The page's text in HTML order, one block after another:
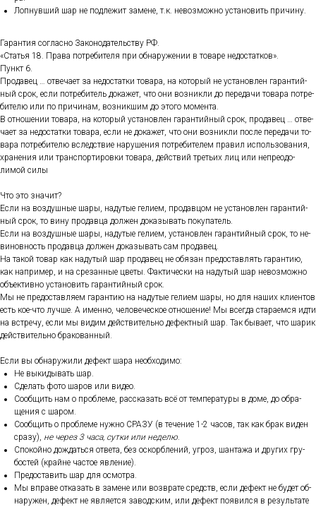
Лоп­нувший шар не под­ле­жит за­мене, т.к. не­воз­можно ус­та­новить при­чину.
Га­ран­тия сог­ласно За­коно­датель­ству РФ.
«Статья 18. Пра­ва пот­ре­бите­ля при об­на­руже­нии в то­варе не­дос­татков».
Пункт 6.
Про­давец … от­ве­ча­ет за не­дос­татки то­вара, на ко­торый не ус­та­нов­лен га­ран­тий­
ный срок, ес­ли пот­ре­битель до­кажет, что они воз­никли до пе­реда­чи то­вара пот­ре­
бите­лю или по при­чинам, воз­никшим до это­го мо­мен­та.
В от­но­шении то­вара, на ко­торый ус­та­нов­лен га­ран­тий­ный срок, про­давец … от­ве­
ча­ет за не­дос­татки то­вара, ес­ли не до­кажет, что они воз­никли пос­ле пе­реда­чи то­
вара пот­ре­бите­лю вследс­твие на­руше­ния пот­ре­бите­лем пра­вил ис­поль­зо­вания,
хра­нения или тран­спор­ти­ров­ки то­вара, дей­ствий треть­их лиц или неп­ре­одо­
лимой си­лы
Что это зна­чит?
Ес­ли на воз­душные ша­ры, на­дутые ге­ли­ем, про­дав­цом не ус­та­нов­лен га­ран­тий­
ный срок, то ви­ну про­дав­ца дол­жен до­казы­вать по­купа­тель.
Ес­ли на воз­душные ша­ры, на­дутые ге­ли­ем, ус­та­нов­лен га­ран­тий­ный срок, то не­
винов­ность про­дав­ца дол­жен до­казы­вать сам про­давец.
На та­кой то­вар как на­дутый шар про­давец не обя­зан пре­дос­тавлять га­ран­тию,
как нап­ри­мер, и на сре­зан­ные цве­ты. Фак­ти­чес­ки на на­дутый шар не­воз­можно
объ­ек­тивно ус­та­новить га­ран­тий­ный срок.
Мы не пре­дос­тавля­ем га­ран­тию на на­дутые ге­ли­ем ша­ры, но для на­ших кли­ен­тов
есть кое-что луч­ше. А имен­но, че­лове­чес­кое от­но­шение! Мы всег­да ста­ра­ем­ся ид­ти
на встре­чу, ес­ли мы ви­дим дей­стви­тель­но де­фек­тный шар. Так бы­ва­ет, что ша­рик
дей­стви­тель­но бра­кован­ный.
Ес­ли вы об­на­ружи­ли де­фект ша­ра не­об­хо­димо:
Не вы­киды­вать шар.
Сде­лать фо­то ша­ров или ви­део.
Со­об­щить нам о проб­ле­ме, рас­ска­зать всё от тем­пе­рату­ры в до­ме, до об­ра­
щения с ша­ром.
Со­об­щить о проб­ле­ме нуж­но СРА­ЗУ (в те­чение 1-2 ча­сов, так как брак ви­ден
сра­зу), не че­рез 3 ча­са, сут­ки или не­делю.
Спо­кой­но дож­дать­ся от­ве­та, без ос­кор­бле­ний, уг­роз, шан­та­жа и дру­гих гру­
бос­тей (край­не час­тое яв­ле­ние).
Пре­дос­та­вить шар для ос­мотра.
Мы впра­ве от­ка­зать в за­мене или воз­вра­те средств, ес­ли де­фект не бу­дет об­
на­ружен, де­фект не яв­ля­ет­ся за­вод­ским, или де­фект по­явил­ся в ре­зуль­та­те